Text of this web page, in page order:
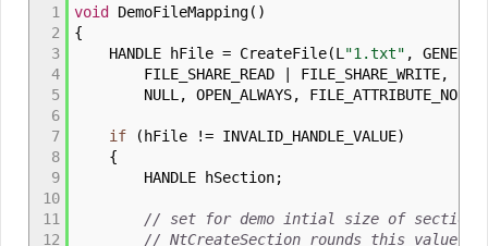
1
2
3
4
5
6
7
8
9
10
11
12
void DemoFileMapping( )
{
HANDLE hFile = CreateFile(L "1.txt" ,
FILE_SHARE_READ
FILE_SHARE_WRITE,
NULL , OPEN_ALWAYS,
if ( hFile != INVALID_HANDLE_VALUE)
{
HANDLE hSection;
// set for demo intial size of section
// NtCreateSection rounds this value